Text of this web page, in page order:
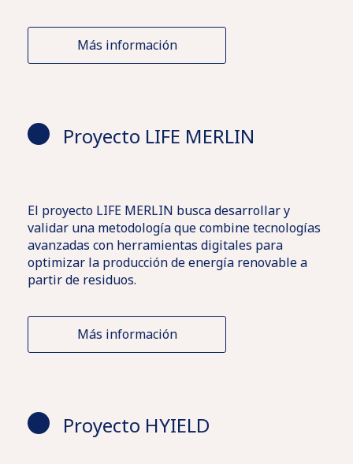
Más información
Proyecto LIFE MERLIN
El proyecto LIFE MERLIN busca desarrollar y
validar una metodología que combine tecnologías
avanzadas con herramientas digitales para
optimizar la producción de energía renovable a
partir de residuos.
Más información
Proyecto HYIELD